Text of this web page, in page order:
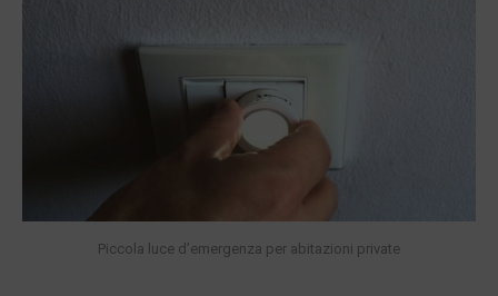
Piccola luce d’emergenza per abitazioni private